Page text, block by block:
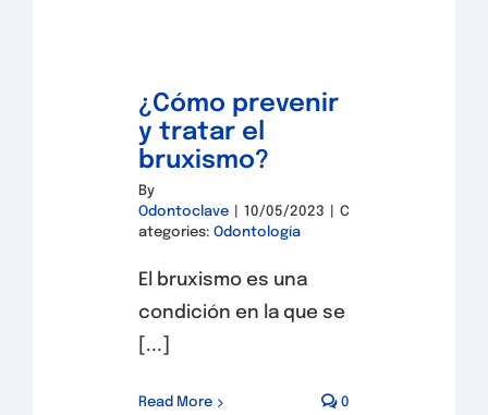
¿Cómo prevenir
y tratar el
bruxismo?
By
Odontoclave
10/05/2023
C
ategories: Odontología
El bruxismo es una
condición en la que se
[...]
Read More 0